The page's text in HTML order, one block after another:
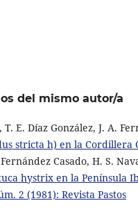
del mismo autor/a
E. Díaz González, J. A.
stricta h) en la Cordillera
Casado, H. S.
hystrix en la Península
2 (1981): Revista Pastos